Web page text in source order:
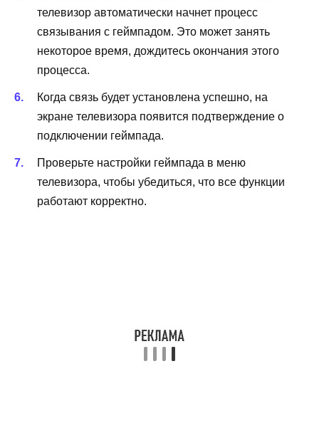
телевизор автоматически начнет процесс
связывания с геймпадом. Это может занять
некоторое время, дождитесь окончания этого
процесса.
Когда связь будет установлена успешно, на
экране телевизора появится подтверждение о
подключении геймпада.
Проверьте настройки геймпада в меню
телевизора, чтобы убедиться, что все функции
работают корректно.